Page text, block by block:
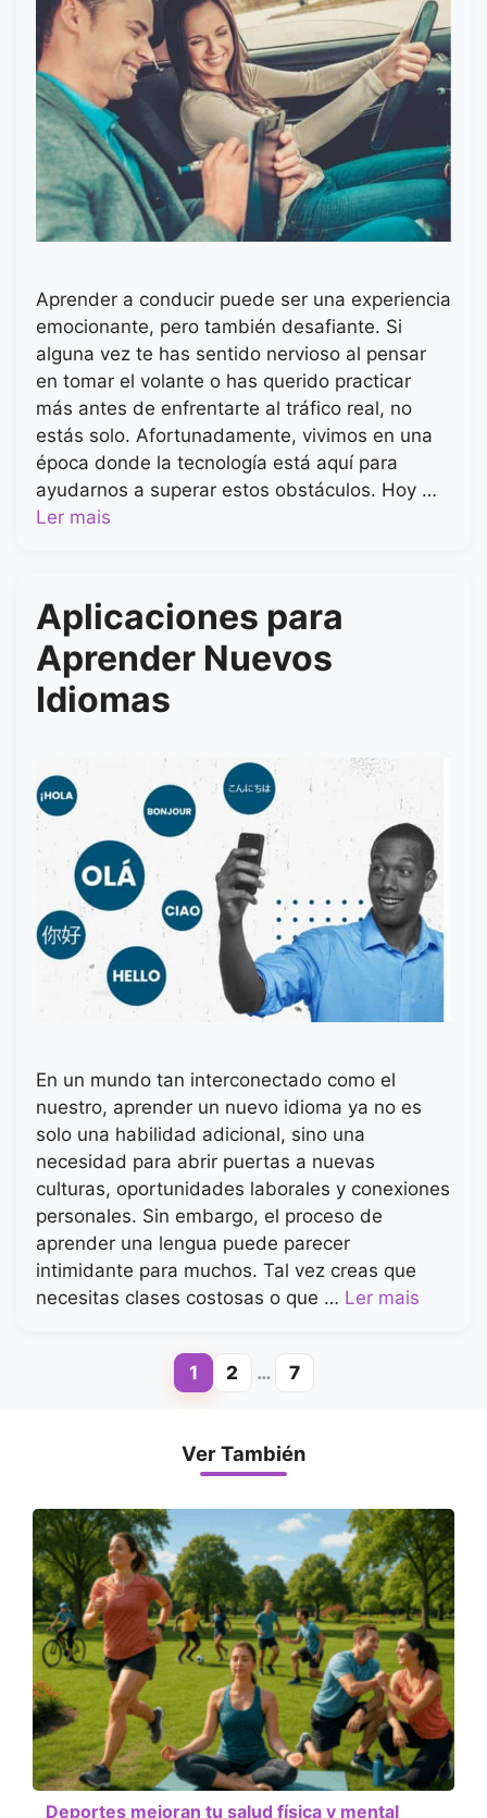
Aprender a conducir puede ser una experiencia
emocionante, pero también desafiante. Si
alguna vez te has sentido nervioso al pensar
en tomar el volante o has querido practicar
más antes de enfrentarte al tráfico real, no
estás solo. Afortunadamente, vivimos en una
época donde la tecnología está aquí para
ayudarnos a superar estos obstáculos. Hoy …
Ler mais
Aplicaciones para
Aprender Nuevos
Idiomas
En un mundo tan interconectado como el
nuestro, aprender un nuevo idioma ya no es
solo una habilidad adicional, sino una
necesidad para abrir puertas a nuevas
culturas, oportunidades laborales y conexiones
personales. Sin embargo, el proceso de
aprender una lengua puede parecer
intimidante para muchos. Tal vez creas que
necesitas clases costosas o que … Ler mais
Page
1 Page
2 … Page
7
Ver También
Deportes mejoran tu salud física y mental